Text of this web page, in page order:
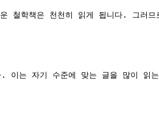
학책은 천천히 읽게 됩니다. 그러므
이는 자기 수준에 맞는 글을 많이 읽